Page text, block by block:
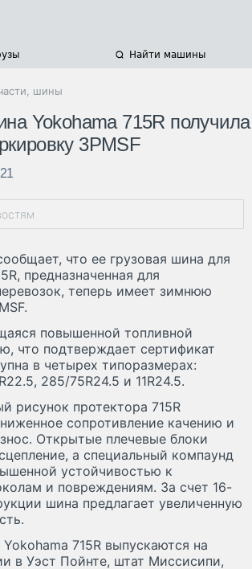
Найти машины
шины
Yokohama 715R получила
3PMSF
что ее грузовая шина для
предназначенная для
теперь имеет зимнюю
повышенной топливной
что подтверждает сертификат
в четырех типоразмерах:
285/75R24.5 и 11R24.5.
рисунок протектора 715R
сопротивление качению и
Открытые плечевые блоки
а специальный компаунд
устойчивостью к
и повреждениям. За счет 16-
шина предлагает увеличенную
715R выпускаются на
в Уэст Пойнте, штат Миссисипи,